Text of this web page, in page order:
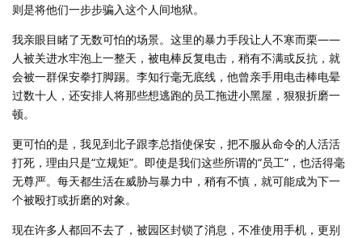
则是将他们一步步骗入这个人间地狱。
我亲眼目睹了无数可怕的场景。这里的暴力手段让人不寒而栗——
人被关进水牢泡上一整天，被电棒反复电击，稍有不满或反抗，就
会被一群保安拳打脚踢。李知行毫无底线，他曾亲手用电击棒电晕
过数十人，还安排人将那些想逃跑的员工拖进小黑屋，狠狠折磨一
顿。
更可怕的是，我见到北子跟李总指使保安，把不服从命令的人活活
打死，理由只是“立规矩”。即使是我们这些所谓的“员工”，也活得毫
无尊严。每天都生活在威胁与暴力中，稍有不慎，就可能成为下一
个被殴打或折磨的对象。
现在许多人都回不去了，被园区封锁了消息，不准使用手机，更别